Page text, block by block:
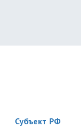
Субъект РФ